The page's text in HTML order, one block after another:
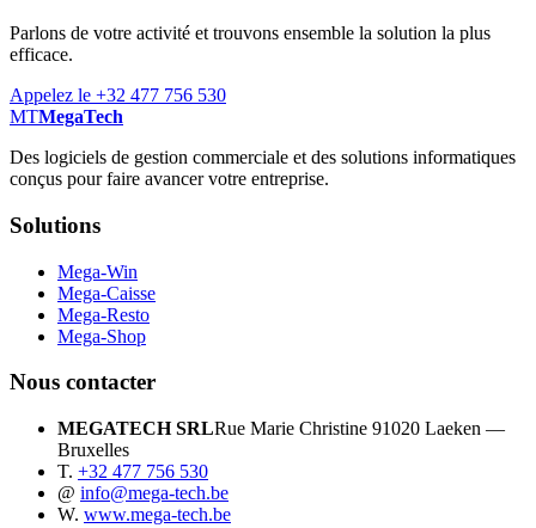
Parlons de votre activité et trouvons ensemble la solution la plus
efficace.
Appelez le +32 477 756 530
MTMegaTech
Des logiciels de gestion commerciale et des solutions informatiques
conçus pour faire avancer votre entreprise.
Solutions
Mega-Win
Mega-Caisse
Mega-Resto
Mega-Shop
Nous contacter
MEGATECH SRLRue Marie Christine 91020 Laeken —
Bruxelles
T. +32 477 756 530
@ info@mega-tech.be
W. www.mega-tech.be